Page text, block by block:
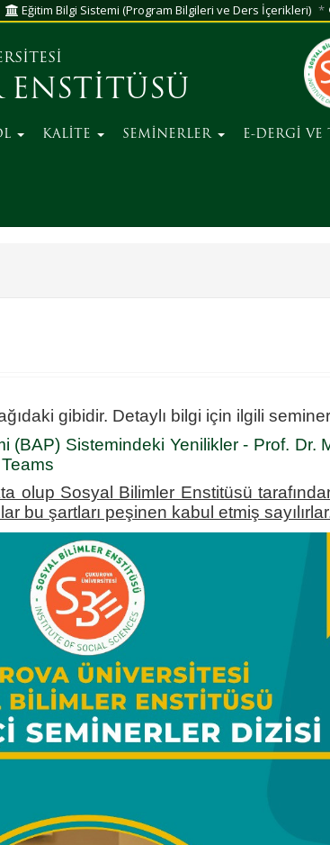
Eğitim Bilgi Sistemi (Program Bilgileri ve Ders İçerikleri)
ENSTİTÜSÜ
KALİTE SEMİNERLER E-DERGİ VE
gibidir. Detaylı bilgi için ilgili
(BAP) Sistemindeki Yenilikler- Prof. Dr.
olup Sosyal Bilimler Enstitüsü
bu şartları peşinen kabul etmiş